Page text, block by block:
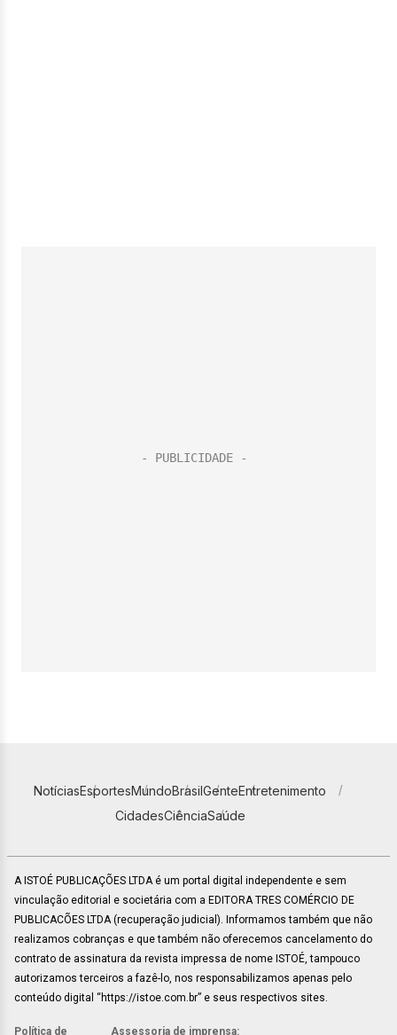
NotíciasEsportesMundoBrasilGenteEntretenimento
CidadesCiênciaSaúde
A ISTOÉ PUBLICAÇÕES LTDA é um portal digital independente e sem
vinculação editorial e societária com a EDITORA TRES COMÉRCIO DE
PUBLICACÕES LTDA (recuperação judicial). Informamos também que não
realizamos cobranças e que também não oferecemos cancelamento do
contrato de assinatura da revista impressa de nome ISTOÉ, tampouco
autorizamos terceiros a fazê-lo, nos responsabilizamos apenas pelo
conteúdo digital “https://istoe.com.br” e seus respectivos sites.
Política de Assessoria de imprensa: